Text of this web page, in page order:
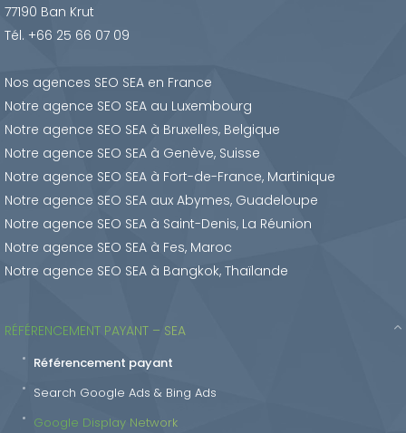
77190 Ban Krut
Tél. +66 25 66 07 09
Nos agences SEO SEA en France
Notre agence SEO SEA au Luxembourg
Notre agence SEO SEA à Bruxelles, Belgique
Notre agence SEO SEA à Genève, Suisse
Notre agence SEO SEA à Fort-de-France, Martinique
Notre agence SEO SEA aux Abymes, Guadeloupe
Notre agence SEO SEA à Saint-Denis, La Réunion
Notre agence SEO SEA à Fes, Maroc
Notre agence SEO SEA à Bangkok, Thaïlande
RÉFÉRENCEMENT PAYANT – SEA
Référencement payant
Search Google Ads & Bing Ads
Google Display Network